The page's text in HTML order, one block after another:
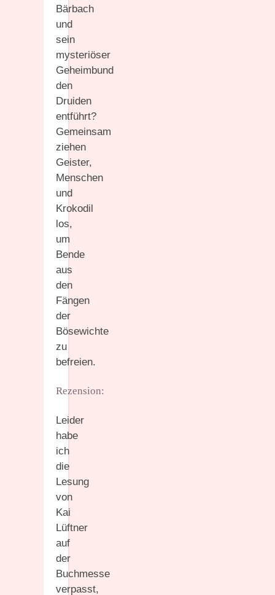
Bärbach
und
sein
mysteriöser
Geheimbund
den
Druiden
entführt?
Gemeinsam
ziehen
Geister,
Menschen
und
Krokodil
los,
um
Bende
aus
den
Fängen
der
Bösewichte
zu
befreien.
Rezension:
Leider
habe
ich
die
Lesung
von
Kai
Lüftner
auf
der
Buchmesse
verpasst,